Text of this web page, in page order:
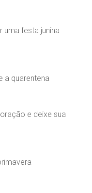
uma festa junina
a quarentena
e deixe sua